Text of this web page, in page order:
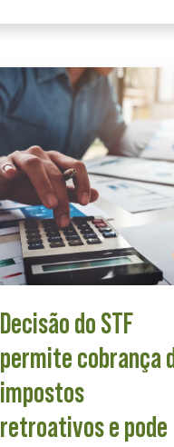
Decisão do STF
permite cobrança
impostos
retroativos e pode